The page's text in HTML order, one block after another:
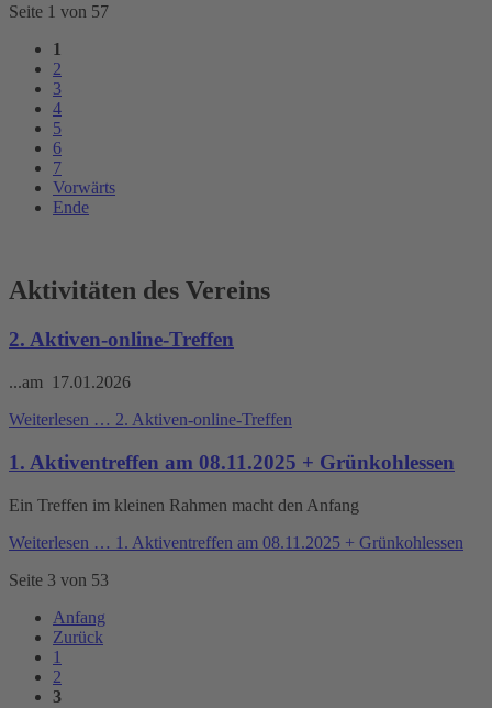
Seite 1 von 57
1
2
3
4
5
6
7
Vorwärts
Ende
Aktivitäten des Vereins
2. Aktiven-online-Treffen
...am 17.01.2026
Weiterlesen … 2. Aktiven-online-Treffen
1. Aktiventreffen am 08.11.2025 + Grünkohlessen
Ein Treffen im kleinen Rahmen macht den Anfang
Weiterlesen … 1. Aktiventreffen am 08.11.2025 + Grünkohlessen
Seite 3 von 53
Anfang
Zurück
1
2
3